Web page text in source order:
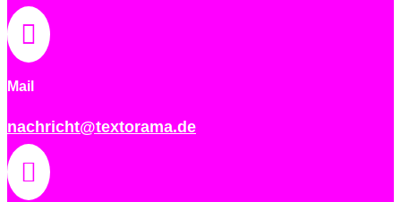

Mail
nachricht@textorama.de
